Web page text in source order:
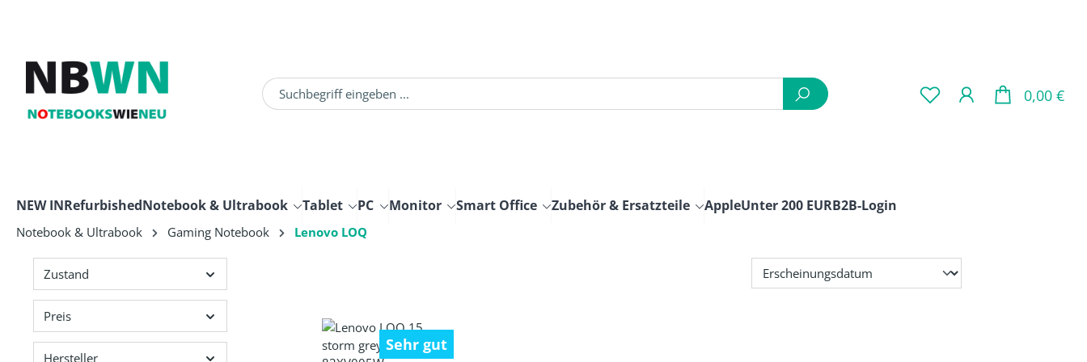
0,00 €
NEW INRefurbishedNotebook & Ultrabook Tablet PC Monitor Smart Office Zubehör & Ersatzteile AppleUnter 200 EURB2B-Login
Notebook & Ultrabook Gaming Notebook Lenovo LOQ
Zustand
Preis
Hersteller
Sehr gut